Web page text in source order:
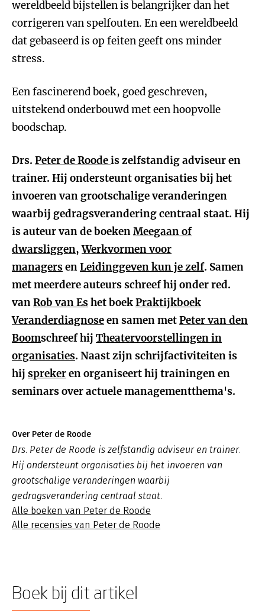
wereldbeeld bijstellen is belangrijker dan het
corrigeren van spelfouten. En een wereldbeeld
dat gebaseerd is op feiten geeft ons minder
stress.
Een fascinerend boek, goed geschreven,
uitstekend onderbouwd met een hoopvolle
boodschap.
Drs. Peter de Roodeis zelfstandig adviseur en
trainer. Hij ondersteunt organisaties bij het
invoeren van grootschalige veranderingen
waarbij gedragsverandering centraal staat. Hij
is auteur van de boekenMeegaan of
dwarsliggen,Werkvormen voor
managersenLeidinggeven kun je zelf. Samen
met meerdere auteurs schreef hij onder red.
vanRob van Eshet boekPraktijkboek
Veranderdiagnoseen samen metPeter van den
Boomschreef hij Theatervoorstellingen in
organisaties. Naast zijn schrijfactiviteiten is
hij sprekeren organiseert hij trainingen en
seminars over actuele managementthema's.
Over Peter de Roode
Drs. Peter de Roode is zelfstandig adviseur en trainer.
Hij ondersteunt organisaties bij het invoeren van
grootschalige veranderingen waarbij
gedragsverandering centraal staat.
Alle boeken van Peter de Roode
Alle recensies van Peter de Roode
Boek bij dit artikel